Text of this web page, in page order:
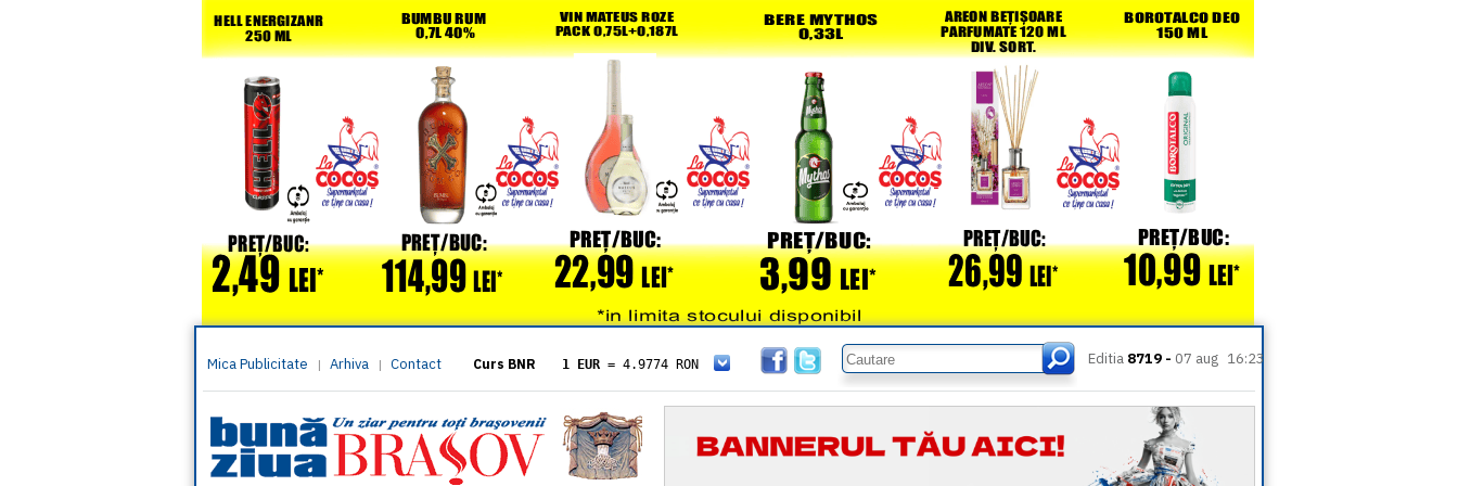
Mica Publicitate | Arhiva | Contact Curs BNR 1 EUR = 4.9774 RON
= 5.8304 RON
1 XAU= 464.4611 RON
1 AED= 1.1933 RON
1 AUD= 2.7957 RON
1 BGN= 2.5449 RON
Editia 8719 - 07 aug 16:23